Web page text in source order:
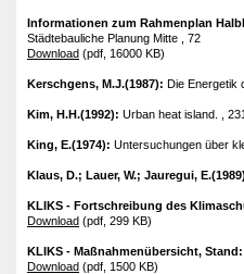
Informationen zum Rahmenplan
Städtebauliche Planung Mitte , 72
Download (pdf, 16000 KB)
Kerschgens, M.J.(1987): Die Energetik
Kim, H.H.(1992): Urban heat island. ,
King, E.(1974): Untersuchungen über
Klaus, D.; Lauer, W.; Jauregui,
KLIKS - Fortschreibung des
Download (pdf, 299 KB)
KLIKS - Maßnahmenübersicht,
Download (pdf, 1500 KB)